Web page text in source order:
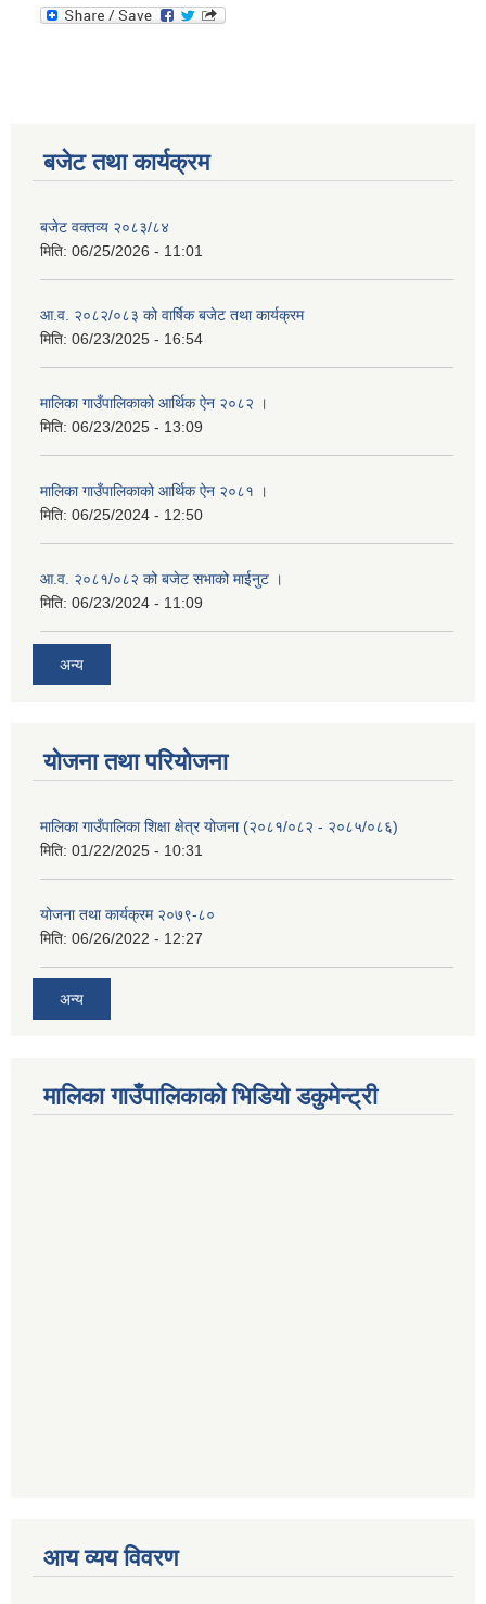
बजेट तथा कार्यक्रम
बजेट वक्तव्य २०८३/८४
मिति: 06/25/2026 - 11:01
आ.व. २०८२/०८३ को वार्षिक बजेट तथा कार्यक्रम
मिति: 06/23/2025 - 16:54
मालिका गाउँपालिकाको आर्थिक ऐन २०८२ ।
मिति: 06/23/2025 - 13:09
मालिका गाउँपालिकाको आर्थिक ऐन २०८१ ।
मिति: 06/25/2024 - 12:50
आ.व. २०८१/०८२ को बजेट सभाको माईनुट ।
मिति: 06/23/2024 - 11:09
अन्य
योजना तथा परियोजना
मालिका गाउँपालिका शिक्षा क्षेत्र योजना (२०८१/०८२ - २०८५/०८६)
मिति: 01/22/2025 - 10:31
योजना तथा कार्यक्रम २०७९-८०
मिति: 06/26/2022 - 12:27
अन्य
मालिका गाउँपालिकाको भिडियो डकुमेन्ट्री
आय व्यय विवरण